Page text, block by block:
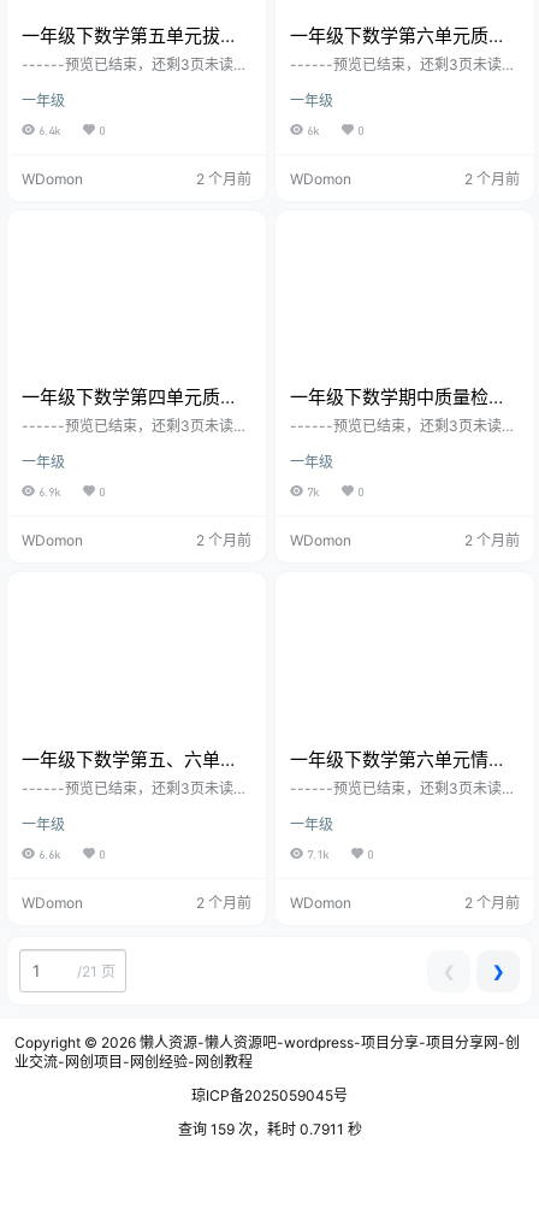
一年级下数学第五单元拔尖
测试卷《青岛五四版》
------预览已结束，还剩3页未读--
点击底部下载完整文档
一年级
6.4k 0
WDomon 2 个月前
一年级下数学第六单元质量
检测卷《青岛五四版》
------预览已结束，还剩3页未读--
点击底部下载完整文档
一年级
6k 0
WDomon 2 个月前
一年级下数学第四单元质量
检测卷《青岛五四版》
------预览已结束，还剩3页未读--
点击底部下载完整文档
一年级
6.9k 0
WDomon 2 个月前
一年级下数学期中质量检测
卷《西师版》
------预览已结束，还剩3页未读--
点击底部下载完整文档
一年级
7k 0
WDomon 2 个月前
一年级下数学第五、六单元
达标测试卷《沪教版》
------预览已结束，还剩3页未读--
点击底部下载完整文档
一年级
6.6k 0
WDomon 2 个月前
一年级下数学第六单元情景
测试卷《人教版》
------预览已结束，还剩3页未读--
点击底部下载完整文档
一年级
7.1k 0
WDomon 2 个月前
/21 页 ❮ ❯
Copyright © 2026 懒人资源-懒人资源吧-wordpress-项目分享-项目分享网-创
业交流-网创项目-网创经验-网创教程
琼ICP备2025059045号
查询 159 次，耗时 0.7911 秒